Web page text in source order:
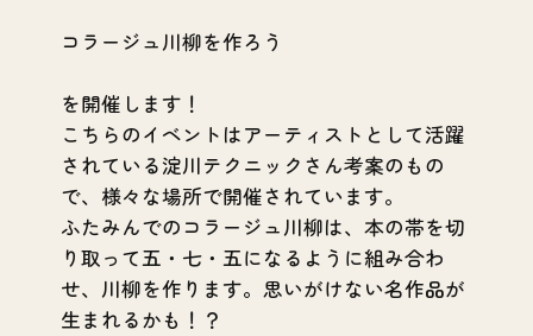
コラージュ川柳を作ろう
を開催します！
こちらのイベントはアーティストとして活躍
されている淀川テクニックさん考案のもの
で、様々な場所で開催されています。
ふたみんでのコラージュ川柳は、本の帯を切
り取って五・七・五になるように組み合わ
せ、川柳を作ります。思いがけない名作品が
生まれるかも！？